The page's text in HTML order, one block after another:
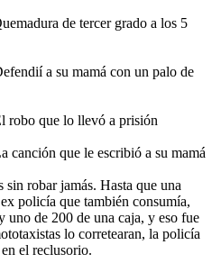
de tercer grado a los 5
a su mamá con un palo de
que lo llevó a prisión
que le escribió a su mamá
robar jamás. Hasta que una
policía que también consumía,
uno de 200 de una caja, y eso fue
lo corretearan, la policía
el reclusorio.